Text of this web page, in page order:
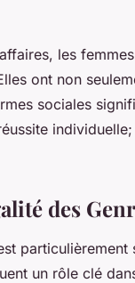
les
ont non
sociales
des
particulièrement
un rôle clé